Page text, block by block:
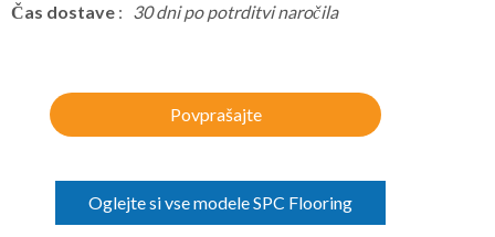
Čas dostave : 30 dni po potrditvi naročila
Povprašajte
Oglejte si vse modele SPC Flooring